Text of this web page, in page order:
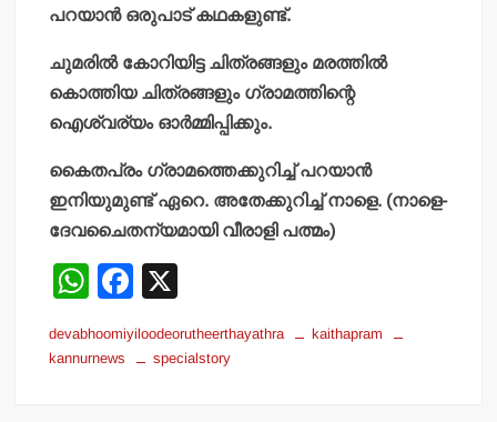
പറയാന്‍ ഒരുപാട് കഥകളുണ്ട്.
ചുമരില്‍ കോറിയിട്ട ചിത്രങ്ങളും മരത്തില്‍
കൊത്തിയ ചിത്രങ്ങളും ഗ്രാമത്തിന്റെ
ഐശ്വര്യം ഓര്‍മ്മിപ്പിക്കും.
കൈതപ്രം ഗ്രാമത്തെക്കുറിച്ച് പറയാന്‍
ഇനിയുമുണ്ട് ഏറെ. അതേക്കുറിച്ച് നാളെ. (നാളെ-
ദേവചൈതന്യമായി വീരാളി പത്മം)
W
at
F
c
devabhoomiyiloodeorutheerthayathra
kaithapram
kannurnews
specialstory